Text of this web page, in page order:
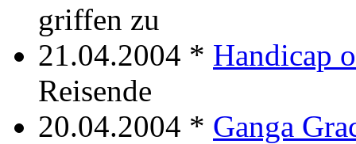
griffen zu
21.04.2004 * Handicap
Reisende
20.04.2004 * Ganga